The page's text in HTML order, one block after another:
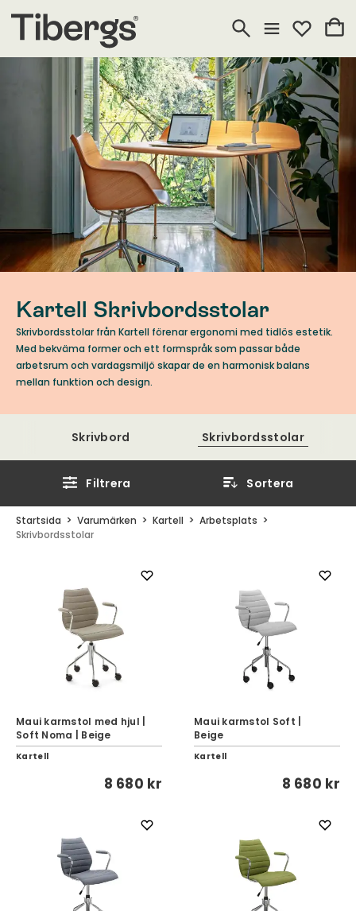
Kartell Skrivbordsstolar
Skrivbordsstolar från Kartell förenar ergonomi med tidlös estetik.
Med bekväma former och ett formspråk som passar både
arbetsrum och vardagsmiljö skapar de en harmonisk balans
mellan funktion och design.
Skrivbord Skrivbordsstolar
Filtrera Sortera
Startsida Varumärken Kartell
Arbetsplats
Skrivbordsstolar
Maui karmstol med hjul |
Soft Noma | Beige
Kartell
8 680 kr
Maui karmstol Soft |
Beige
Kartell
8 680 kr